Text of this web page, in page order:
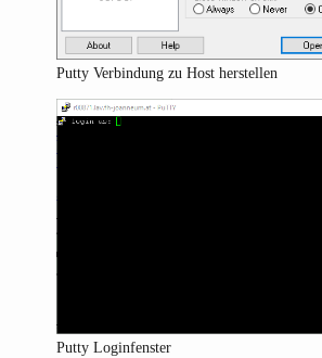
Putty Verbindung zu Host herstellen
Putty Loginfenster